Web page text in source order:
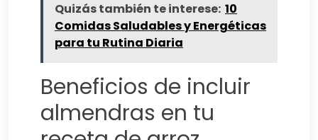
Quizás también te interese: 10
Comidas Saludables y Energéticas
para tu Rutina Diaria
Beneficios de incluir
almendras en tu